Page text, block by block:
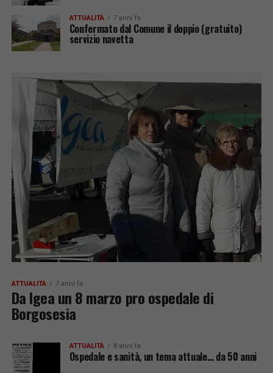
ATTUALITÀ 7 anni fa
Confermato dal Comune il doppio (gratuito)
servizio navetta
ATTUALITÀ 7 anni fa
Da Igea un 8 marzo pro ospedale di
Borgosesia
ATTUALITÀ 8 anni fa
Ospedale e sanità, un tema attuale… da 50 anni